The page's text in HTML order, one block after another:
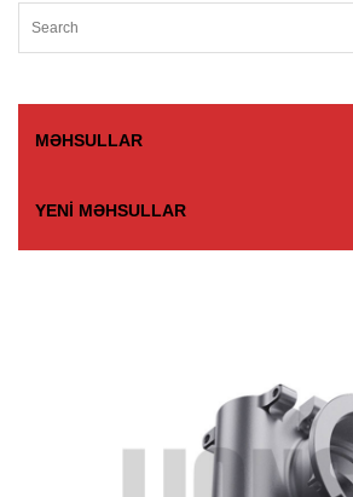
MƏHSULLAR
YENI MƏHSULLAR